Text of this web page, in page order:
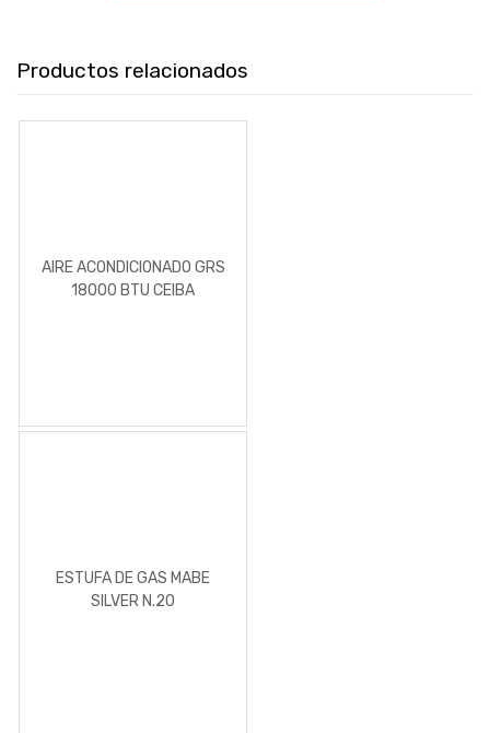
Productos relacionados
AIRE ACONDICIONADO GRS
18000 BTU CEIBA
ESTUFA DE GAS MABE
SILVER N.20